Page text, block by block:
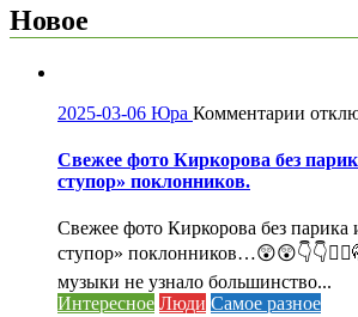
Новое
2025-03-06 Юра Комментарии к
фото
и
грима
«ввело
Свежее фото Киркорова без
ступор» поклонников.
Свежее фото Киркорова без парика
ступор»
музыки не узнало большинство...
Интересное Люди Самое разное